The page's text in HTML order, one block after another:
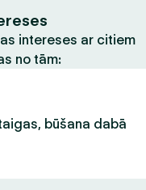
intereses ar citiem
no tām:
būšana dabā